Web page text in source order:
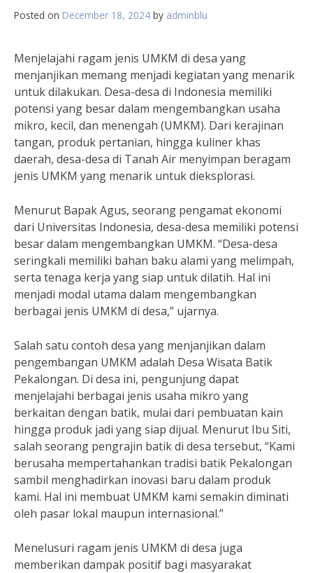
Posted on December 18, 2024 by adminblu
Menjelajahi ragam jenis UMKM di desa yang
menjanjikan memang menjadi kegiatan yang menarik
untuk dilakukan. Desa-desa di Indonesia memiliki
potensi yang besar dalam mengembangkan usaha
mikro, kecil, dan menengah (UMKM). Dari kerajinan
tangan, produk pertanian, hingga kuliner khas
daerah, desa-desa di Tanah Air menyimpan beragam
jenis UMKM yang menarik untuk dieksplorasi.
Menurut Bapak Agus, seorang pengamat ekonomi
dari Universitas Indonesia, desa-desa memiliki potensi
besar dalam mengembangkan UMKM. “Desa-desa
seringkali memiliki bahan baku alami yang melimpah,
serta tenaga kerja yang siap untuk dilatih. Hal ini
menjadi modal utama dalam mengembangkan
berbagai jenis UMKM di desa,” ujarnya.
Salah satu contoh desa yang menjanjikan dalam
pengembangan UMKM adalah Desa Wisata Batik
Pekalongan. Di desa ini, pengunjung dapat
menjelajahi berbagai jenis usaha mikro yang
berkaitan dengan batik, mulai dari pembuatan kain
hingga produk jadi yang siap dijual. Menurut Ibu Siti,
salah seorang pengrajin batik di desa tersebut, “Kami
berusaha mempertahankan tradisi batik Pekalongan
sambil menghadirkan inovasi baru dalam produk
kami. Hal ini membuat UMKM kami semakin diminati
oleh pasar lokal maupun internasional.”
Menelusuri ragam jenis UMKM di desa juga
memberikan dampak positif bagi masyarakat